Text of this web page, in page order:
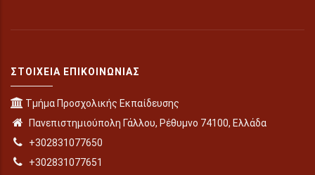
ΣΤΟΙΧΕΊΑ ΕΠΙΚΟΙΝΩΝΊΑΣ
Τμήμα Προσχολικής Εκπαίδευσης
Πανεπιστημιούπολη Γάλλου, Ρέθυμνο 74100, Ελλάδα
+302831077650
+302831077651